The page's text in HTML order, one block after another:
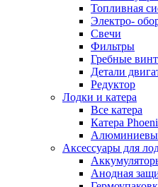
Топливная
Электро-
Свечи
Фильтры
Гребные
Детали
Редуктор
Лодки и катера
Все катера
Катера
Аксессуары для
Анодная